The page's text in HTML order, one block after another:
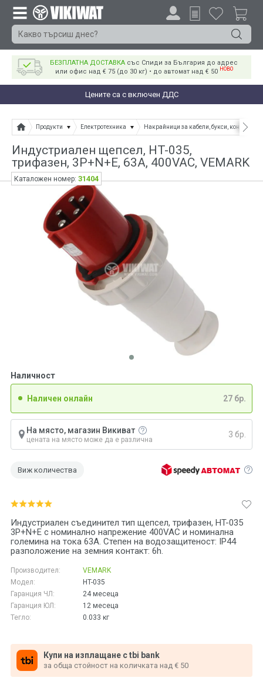
БЕЗПЛАТНА ДОСТАВКА със Спиди за България до адрес
или офис над € 75 (до 30 кг) • до автомат над € 50 НОВО
Цените са с включен ДДС
Продукти Електротехника Накрайници за кабели, букси, конектори
Индустриален щепсел, HT-035,
трифазен, 3P+N+E, 63A, 400VAC, VEMARK
Индустриален съединител тип щепсел, трифазен, HT-035
3P+N+E с номинално напрежение 400VAC и номинална
големина на тока 63A. Степен на водозащитеност: IP44
разположение на земния контакт: 6h.
Производител:
VEMARK
Модел:
HT-035
Гаранция ЧЛ:
24 месеца
Гаранция ЮЛ:
12 месеца
Тегло:
0.033 кг
Купи на изплащане с tbi bank
за обща стойност на количката над € 50
Наличност
Наличен онлайн 27 бр.
На място, магазин Викиват
цената на място може да е различна
3 бр.
Виж количества
Каталожен номер: 31404